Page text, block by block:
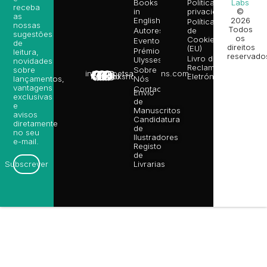
info@poetsandragons.com
Infantil
Adulto
Bookshop
Books
in
English
Autores
Eventos
Prémio
Ulysses
Sobre
Nós
Contactos
Envio
de
Manuscritos
Candidatura
de
Ilustradores
Registo
de
Livrarias
Política de
privacidade
Política
de
Cookies
(EU)
Livro de
Reclamações
Eletrónico
receba
as
nossas
sugestões
de
leitura,
novidades
sobre
lançamentos,
vantagens
exclusivas
e
avisos
diretamente
no seu
e-mail.
Subscrever
Labs
©
2026
Todos
os
direitos